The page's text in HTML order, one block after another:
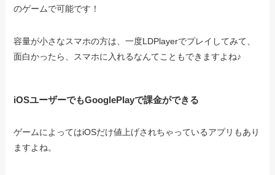
のゲームで可能です！
容量が小さなスマホの方は、一度LDPlayerでプレイしてみて、
面白かったら、スマホに入れるなんてこともできますよね♪
iOSユーザーでもGooglePlayで課金ができる
ゲームによってはiOSだけ値上げされちゃっているアプリもあり
ますよね。